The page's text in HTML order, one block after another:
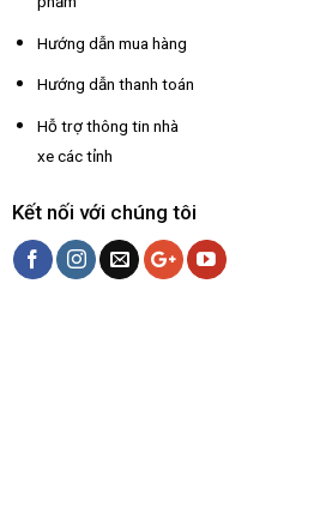
Hướng dẫn mua hàng
Hướng dẫn thanh toán
Hỗ trợ thông tin nhà
xe các tỉnh
Kết nối với chúng tôi